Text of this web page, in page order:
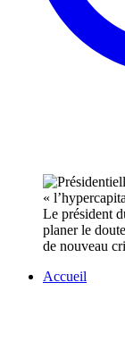
Le président
planer le
de nouveau
Accueil